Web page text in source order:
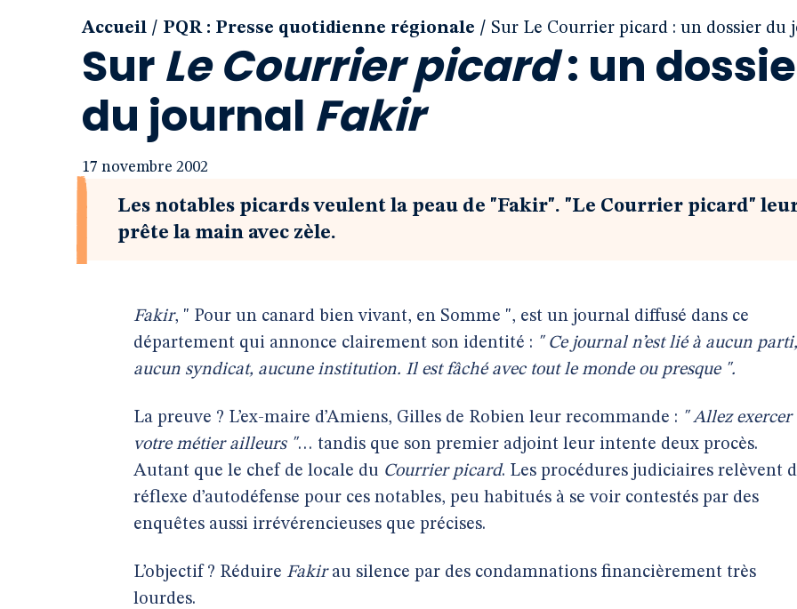
Accueil / PQR : Presse quotidienne régionale / Sur Le Courrier picard : un dossier du
SurLe Courrier picard: un
du journal Fakir
17 novembre 2002
Les notables picards veulent la peau de "Fakir". "Le Courrier picard"
prête la main avec zèle.
Fakir, " Pour un canard bien vivant, en Somme ", est un journal diffusé dans ce
département qui annonce clairement son identité : " Ce journal n’est lié à aucun parti,
aucun syndicat, aucune institution. Il est fâché avec tout le monde ou presque ".
La preuve ? L’ex-maire d’Amiens, Gilles de Robien leur recommande : " Allez exercer
votre métier ailleurs "… tandis que son premier adjoint leur intente deux procès.
Autant que le chef de locale du Courrier picard. Les procédures judiciaires relèvent
réflexe d’autodéfense pour ces notables, peu habitués à se voir contestés par des
enquêtes aussi irrévérencieuses que précises.
L’objectif ? Réduire Fakirau silence par des condamnations financièrement très
lourdes.